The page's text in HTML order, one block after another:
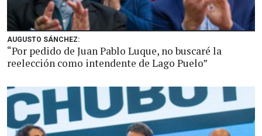
AUGUSTO SÁNCHEZ:
“Por pedido de Juan Pablo Luque, no buscaré la
reelección como intendente de Lago Puelo”